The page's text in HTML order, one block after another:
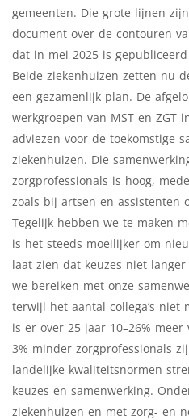
gemeenten. Die grote lijnen
document over de contouren
dat in mei 2025 is
Beide ziekenhuizen zetten nu
een gezamenlijk plan. De
werkgroepen van MST en ZGT
adviezen voor de toekomstige
ziekenhuizen. Die
zorgprofessionals is hoog,
zoals bij artsen en assistenten
Tegelijk hebben we te maken
is het steeds moeilijker om
laat zien dat keuzes niet
we bereiken met onze
terwijl het aantal collega’s niet
is er over 25 jaar 10–26%
3% minder zorgprofessionals
landelijke kwaliteitsnormen
keuzes en samenwerking.
ziekenhuizen en met zorg- en